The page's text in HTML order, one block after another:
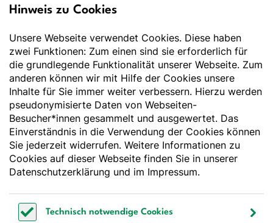
für Ernährung e.V.
Der Wissenschaft verpflichtet - Ihre Partnerin für
Essen und Trinken
Deutsche Gesellschaft für Ernährung e. V.
Godesberger Allee 136
53175 Bonn
Tel:+49 228 3776-600
Fax:+49 228 3776-800
webmaster@dge.de
[socialLinksTitle]
Hinweis zu Cookies
Unsere Webseite verwendet Cookies. Diese haben
zwei Funktionen: Zum einen sind sie erforderlich für
die grundlegende Funktionalität unserer Webseite. Zum
anderen können wir mit Hilfe der Cookies unsere
Inhalte für Sie immer weiter verbessern. Hierzu werden
pseudonymisierte Daten von Webseiten-
Besucher*innen gesammelt und ausgewertet. Das
Einverständnis in die Verwendung der Cookies können
Sie jederzeit widerrufen. Weitere Informationen zu
Cookies auf dieser Webseite finden Sie in unserer
Datenschutzerklärung und im Impressum.
Technisch notwendige Cookies